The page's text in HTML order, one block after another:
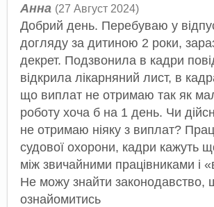
Анна (27 Август 2024)
Добрий день. Перебуваю у
догляду за дитиною 2 роки,
декрет. Подзвонила в кадри
відкрила лікарняний лист, в
що виплат не отримаю так як
роботу хоча б на 1 день. Чи
не отримаю ніяку з виплат?
судової охорони, кадри кажуть
між звичайними працівниками і
Не можу знайти законодавство,
ознайомитись